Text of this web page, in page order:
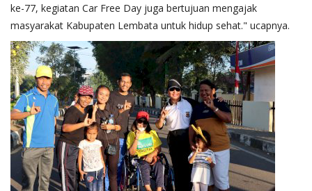
ke-77, kegiatan Car Free Day juga bertujuan mengajak
masyarakat Kabupaten Lembata untuk hidup sehat." ucapnya.